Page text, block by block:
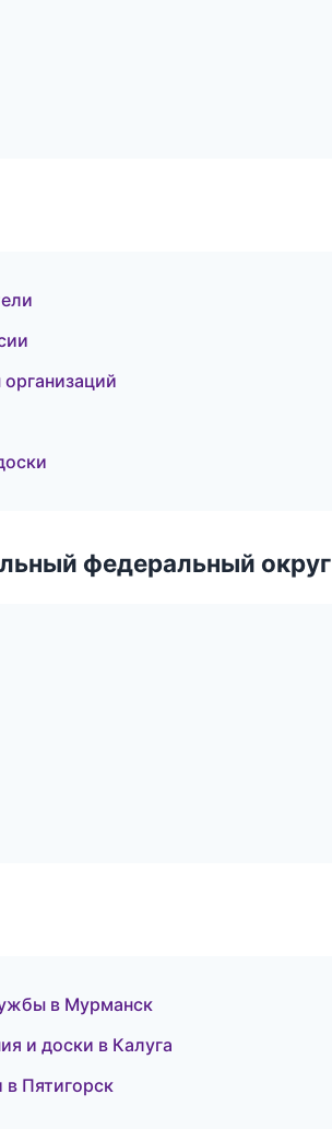
федеральный округ
в Мурманск
и доски в Калуга
Пятигорск